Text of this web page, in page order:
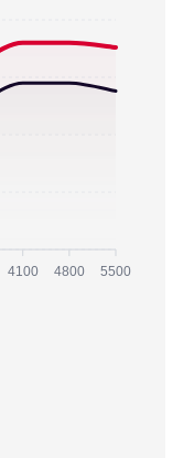
4100 4800 5500